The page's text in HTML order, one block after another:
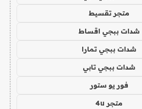
متجر تقسيط
شدات ببجي اقساط
شدات ببجي تمارا
شدات ببجي تابي
فور يو ستور
متجر 4u